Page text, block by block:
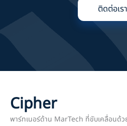
ติดต่อเรา
Cipher
พาร์ทเนอร์ด้าน MarTech ที่ขับเคลื่อนด้ว